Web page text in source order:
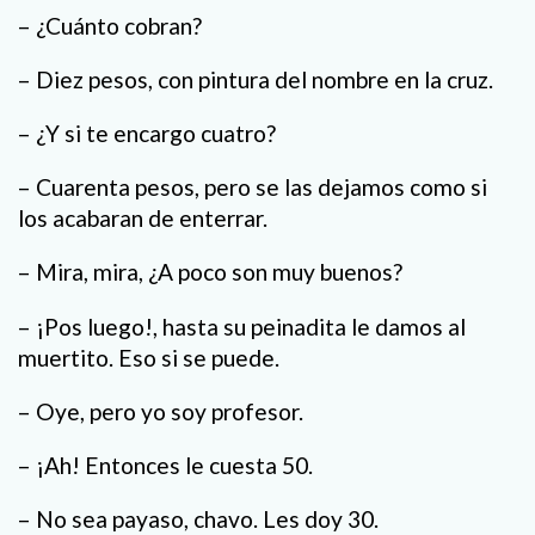
– ¿Cuánto cobran?
– Diez pesos, con pintura del nombre en la cruz.
– ¿Y si te encargo cuatro?
– Cuarenta pesos, pero se las dejamos como si
los acabaran de enterrar.
– Mira, mira, ¿A poco son muy buenos?
– ¡Pos luego!, hasta su peinadita le damos al
muertito. Eso si se puede.
– Oye, pero yo soy profesor.
– ¡Ah! Entonces le cuesta 50.
– No sea payaso, chavo. Les doy 30.